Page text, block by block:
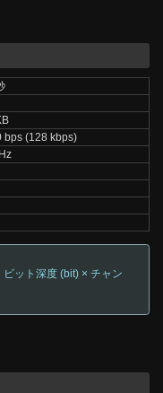
bps (128 kbps)
ット深度 (bit) × チャン